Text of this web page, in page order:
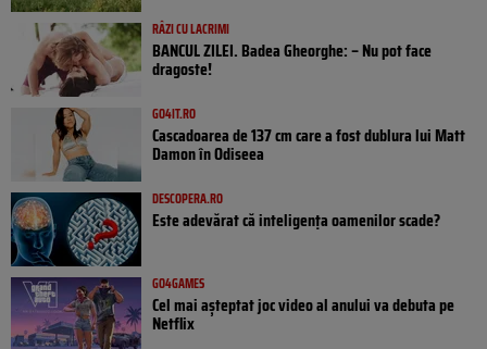
RÂZI CU LACRIMI
BANCUL ZILEI. Badea Gheorghe: – Nu pot face
dragoste!
GO4IT.RO
Cascadoarea de 137 cm care a fost dublura lui Matt
Damon în Odiseea
DESCOPERA.RO
Este adevărat că inteligența oamenilor scade?
GO4GAMES
Cel mai așteptat joc video al anului va debuta pe
Netflix